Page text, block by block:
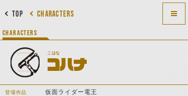
CHARACTERS
TOP
CHARACTERS
こはな
コハナ
登場作品 仮面ライダー電王